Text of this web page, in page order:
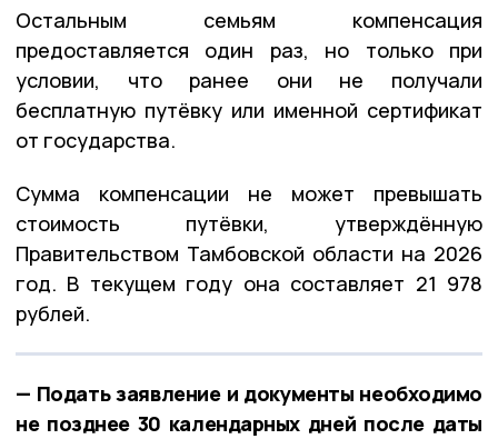
Остальным семьям компенсация
предоставляется один раз, но только при
условии, что ранее они не получали
бесплатную путёвку или именной сертификат
от государства.
Сумма компенсации не может превышать
стоимость путёвки, утверждённую
Правительством Тамбовской области на 2026
год. В текущем году она составляет 21 978
рублей.
— Подать заявление и документы необходимо
не позднее 30 календарных дней после даты